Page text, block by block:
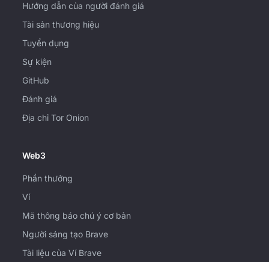
Hướng dẫn của người đánh giá
Tài sản thương hiệu
Tuyển dụng
Sự kiện
GitHub
Đánh giá
Địa chỉ Tor Onion
Web3
Phần thưởng
Ví
Mã thông báo chú ý cơ bản
Người sáng tạo Brave
Tài liệu của Ví Brave